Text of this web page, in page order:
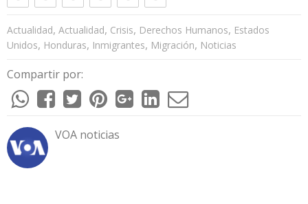
Actualidad, Actualidad, Crisis, Derechos Humanos, Estados
Unidos, Honduras, Inmigrantes, Migración, Noticias
Compartir por:
VOA noticias